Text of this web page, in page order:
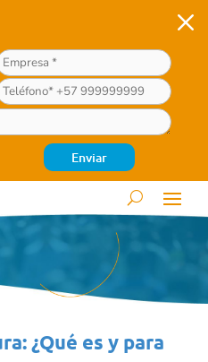
M
¿Qué es y para